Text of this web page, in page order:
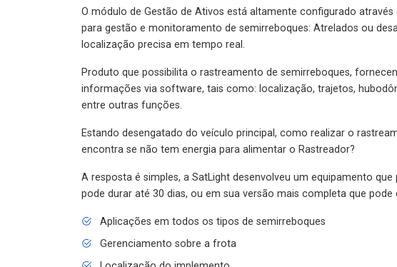
O módulo de Gestão de Ativos está altamente configurado
para gestão e monitoramento de semirreboques: Atrelados ou
localização precisa em tempo real.
Produto que possibilita o rastreamento de semirreboques,
informações via software, tais como: localização, trajetos,
entre outras funções.
Estando desengatado do veículo principal, como realizar o
encontra se não tem energia para alimentar o Rastreador?
A resposta é simples, a SatLight desenvolveu um equipamento
pode durar até 30 dias, ou em sua versão mais completa que pode
Aplicações em todos os tipos de semirreboques
Gerenciamento sobre a frota
Localização do implemento